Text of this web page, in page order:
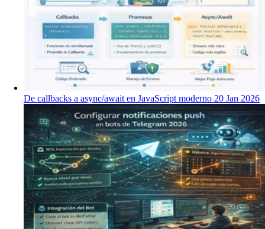
De callbacks a async/await en JavaScript moderno 20 Jan 2026